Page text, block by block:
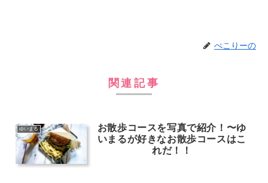
ぺこりーの
関連記事
ゆいまる
お散歩コースを写真で紹介！〜ゆ
いまるが好きなお散歩コースはこ
れだ！！